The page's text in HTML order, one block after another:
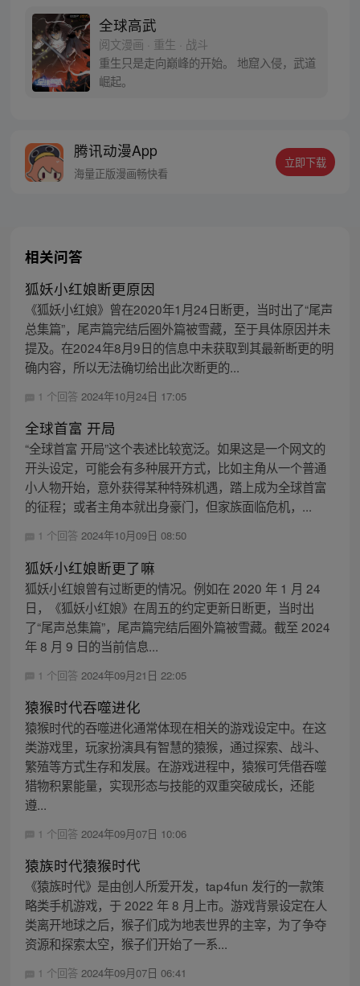
全球高武
阅文漫画 · 重生 · 战斗
重生只是走向巅峰的开始。 地窟入侵，武道
崛起。
腾讯动漫App
海量正版漫画畅快看
立即下载
相关问答
狐妖小红娘断更原因
《狐妖小红娘》曾在2020年1月24日断更，当时出了“尾声
总集篇”，尾声篇完结后圈外篇被雪藏，至于具体原因并未
提及。在2024年8月9日的信息中未获取到其最新断更的明
确内容，所以无法确切给出此次断更的...
1 个回答 2024年10月24日 17:05
全球首富 开局
“全球首富 开局”这个表述比较宽泛。如果这是一个网文的
开头设定，可能会有多种展开方式，比如主角从一个普通
小人物开始，意外获得某种特殊机遇，踏上成为全球首富
的征程；或者主角本就出身豪门，但家族面临危机，...
1 个回答 2024年10月09日 08:50
狐妖小红娘断更了嘛
狐妖小红娘曾有过断更的情况。例如在 2020 年 1 月 24
日，《狐妖小红娘》在周五的约定更新日断更，当时出
了“尾声总集篇”，尾声篇完结后圈外篇被雪藏。截至 2024
年 8 月 9 日的当前信息...
1 个回答 2024年09月21日 22:05
猿猴时代吞噬进化
猿猴时代的吞噬进化通常体现在相关的游戏设定中。在这
类游戏里，玩家扮演具有智慧的猿猴，通过探索、战斗、
繁殖等方式生存和发展。在游戏进程中，猿猴可凭借吞噬
猎物积累能量，实现形态与技能的双重突破成长，还能
遵...
1 个回答 2024年09月07日 10:06
猿族时代猿猴时代
《猿族时代》是由创人所爱开发，tap4fun 发行的一款策
略类手机游戏，于 2022 年 8 月上市。游戏背景设定在人
类离开地球之后，猴子们成为地表世界的主宰，为了争夺
资源和探索太空，猴子们开始了一系...
1 个回答 2024年09月07日 06:41